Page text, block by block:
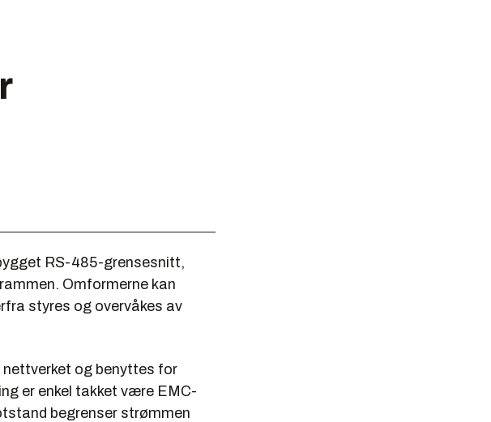
RS-485-grensesnitt,
Omformerne kan
styres og overvåkes av
og benyttes for
er enkel takket være EMC-
begrenser strømmen